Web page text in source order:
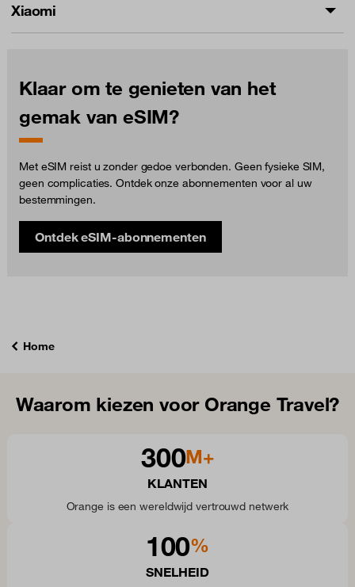
Xiaomi
Klaar om te genieten van het
gemak van eSIM?
Met eSIM reist u zonder gedoe verbonden. Geen fysieke SIM,
geen complicaties. Ontdek onze abonnementen voor al uw
bestemmingen.
Ontdek eSIM-abonnementen
Home
Waarom kiezen voor Orange Travel?
300M+
KLANTEN
Orange is een wereldwijd vertrouwd netwerk
100%
SNELHEID